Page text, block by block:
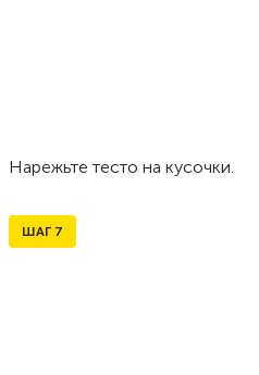
Нарежьте тесто на кусочки.
ШАГ 7